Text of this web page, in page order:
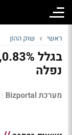
ראשי שוק ההון
נפלה
מערכת Bizportal |